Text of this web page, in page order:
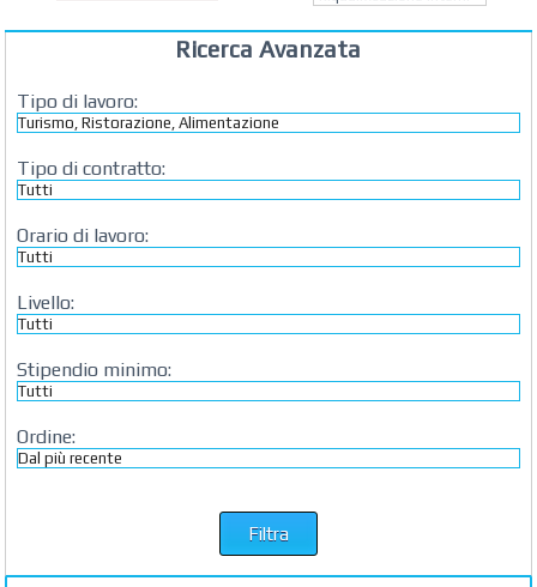
MATERA ARREDI
Vendita Arredo per
Revisore dei Conti a
Roma
CONCEPT POINT
Ricerca Avanzata
Tipo di lavoro:
Tipo di contratto:
Orario di lavoro:
Livello:
Stipendio minimo:
Ordine: